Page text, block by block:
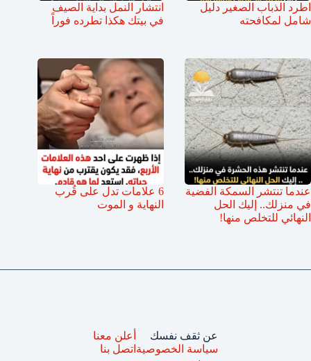
اطرد الذباب الصغير دليل
شامل لمكافحته
انتشار النمل بداية الصيف
في بيتك هكذا تطرده فوراً
عندما تنتشر السمكة الفضية
في منزلك.. إليك الحل
النهائي للتخلص منها!
6 علامات تدل على قُرب
النهاية و الموت
عن ثقف نفسك
سياسة الخصوصية
أعلن معنا
اتصل بنا